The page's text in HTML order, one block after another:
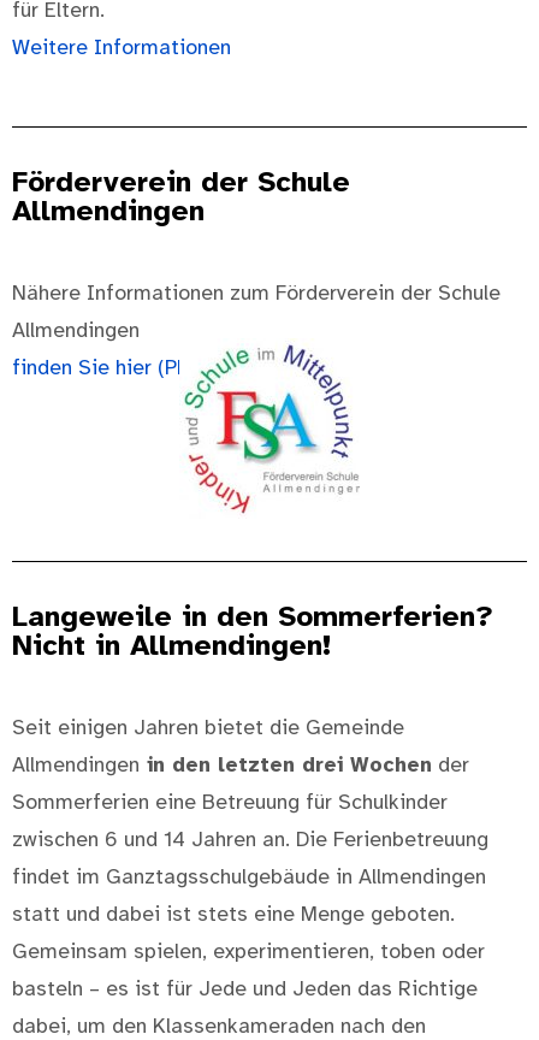
für Eltern.
Weitere Informationen
Förderverein der Schule
Allmendingen
Nähere Informationen zum Förderverein der Schule
Allmendingen
finden Sie hier (PDF).
Langeweile in den Sommerferien?
Nicht in Allmendingen!
Seit einigen Jahren bietet die Gemeinde
Allmendingen in den letzten drei Wochen der
Sommerferien eine Betreuung für Schulkinder
zwischen 6 und 14 Jahren an. Die Ferienbetreuung
findet im Ganztagsschulgebäude in Allmendingen
statt und dabei ist stets eine Menge geboten.
Gemeinsam spielen, experimentieren, toben oder
basteln – es ist für Jede und Jeden das Richtige
dabei, um den Klassenkameraden nach den